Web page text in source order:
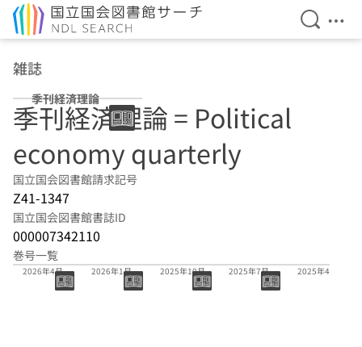
検索を
メ
雑誌
季刊経済理論
季刊経済理論 = Political
economy quarterly
国立国会図書館請求記号
Z41-1347
国立国会図書館書誌ID
000007342110
巻号一覧
63巻1号
2026年4月
2026年1月
2025年10月
2025年7月
2025年4月